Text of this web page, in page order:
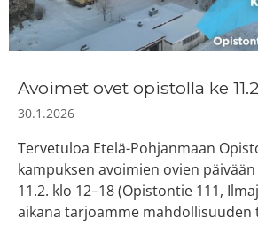
Avoimet ovet opistolla ke
30.1.2026
Tervetuloa Etelä-Pohjanmaan
kampuksen avoimien ovien
11.2. klo 12–18 (Opistontie 111,
aikana tarjoamme mahdollisuuden